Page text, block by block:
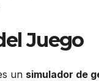
Juego
un simulador de